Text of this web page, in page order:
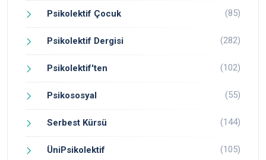
Psikolektif Çocuk (85)
Psikolektif Dergisi (282)
Psikolektif'ten (102)
Psikososyal (55)
Serbest Kürsü (144)
ÜniPsikolektif (105)